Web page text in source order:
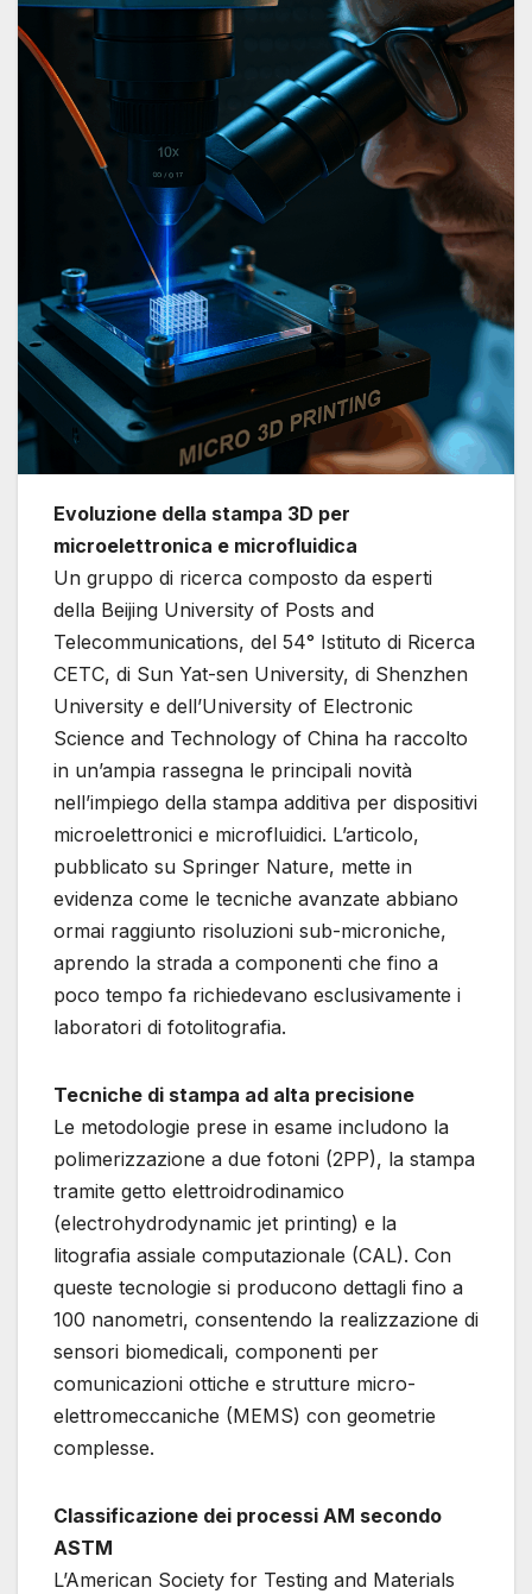
Evoluzione della stampa 3D per
microelettronica e microfluidica
Un gruppo di ricerca composto da esperti
della Beijing University of Posts and
Telecommunications, del 54° Istituto di Ricerca
CETC, di Sun Yat-sen University, di Shenzhen
University e dell’University of Electronic
Science and Technology of China ha raccolto
in un’ampia rassegna le principali novità
nell’impiego della stampa additiva per dispositivi
microelettronici e microfluidici. L’articolo,
pubblicato su Springer Nature, mette in
evidenza come le tecniche avanzate abbiano
ormai raggiunto risoluzioni sub-microniche,
aprendo la strada a componenti che fino a
poco tempo fa richiedevano esclusivamente i
laboratori di fotolitografia.
Tecniche di stampa ad alta precisione
Le metodologie prese in esame includono la
polimerizzazione a due fotoni (2PP), la stampa
tramite getto elettroidrodinamico
(electrohydrodynamic jet printing) e la
litografia assiale computazionale (CAL). Con
queste tecnologie si producono dettagli fino a
100 nanometri, consentendo la realizzazione di
sensori biomedicali, componenti per
comunicazioni ottiche e strutture micro-
elettromeccaniche (MEMS) con geometrie
complesse.
Classificazione dei processi AM secondo
ASTM
L’American Society for Testing and Materials